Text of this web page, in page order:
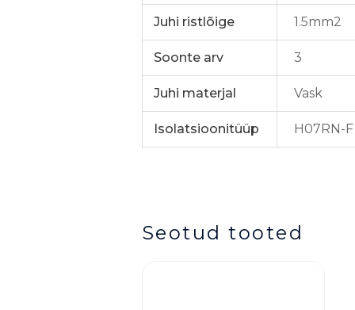
Juhi ristlõige 1.5mm2
Soonte arv 3
Juhi materjal Vask
Isolatsioonitüüp H07RN-F
Seotud tooted